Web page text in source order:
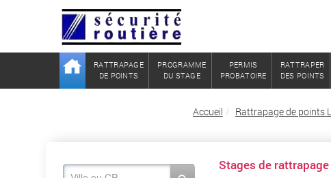
RATTRAPAGE
DE POINTS
PROGRAMME
DU STAGE
PERMIS
PROBATOIRE
RATTRAPER
DES POINTS
Accueil Rattrapage de points
Stages de